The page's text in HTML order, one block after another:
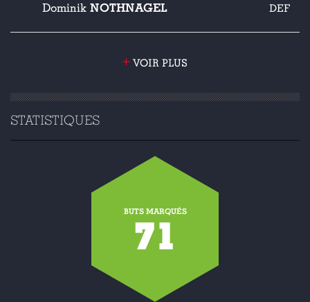
Dominik NOTHNAGEL DEF
+ VOIR PLUS
STATISTIQUES
BUTS MARQUÉS
71